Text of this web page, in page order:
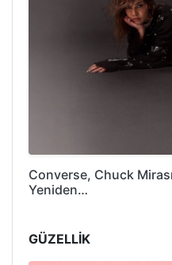
Converse, Chuck
Yeniden…
GÜZELLİK